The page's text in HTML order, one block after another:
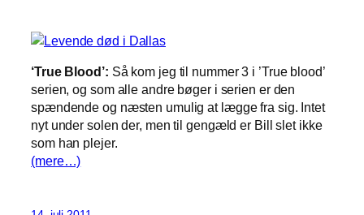
‘True Blood’: Så kom jeg til nummer 3 i ’True blood’
serien, og som alle andre bøger i serien er den
spændende og næsten umulig at lægge fra sig. Intet
nyt under solen der, men til gengæld er Bill slet ikke
som han plejer.
(mere…)